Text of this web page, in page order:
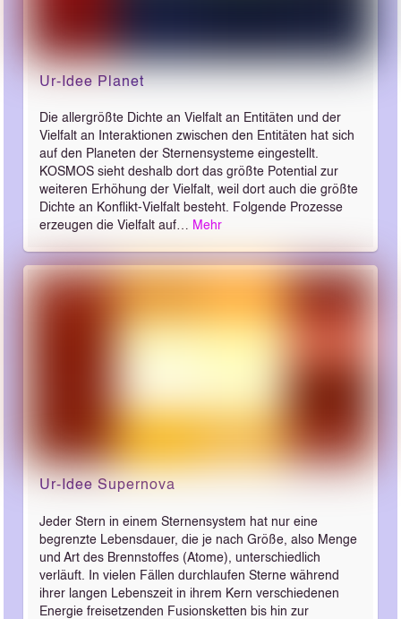
Ur-Idee Planet
Die allergrößte Dichte an Vielfalt an Entitäten und der
Vielfalt an Interaktionen zwischen den Entitäten hat sich
auf den Planeten der Sternensysteme eingestellt.
KOSMOS sieht deshalb dort das größte Potential zur
weiteren Erhöhung der Vielfalt, weil dort auch die größte
Dichte an Konflikt-Vielfalt besteht. Folgende Prozesse
erzeugen die Vielfalt auf… Mehr
Ur-Idee Supernova
Jeder Stern in einem Sternensystem hat nur eine
begrenzte Lebensdauer, die je nach Größe, also Menge
und Art des Brennstoffes (Atome), unterschiedlich
verläuft. In vielen Fällen durchlaufen Sterne während
ihrer langen Lebenszeit in ihrem Kern verschiedenen
Energie freisetzenden Fusionsketten bis hin zur